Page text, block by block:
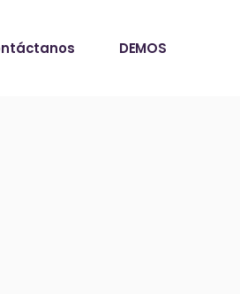
DEMOS